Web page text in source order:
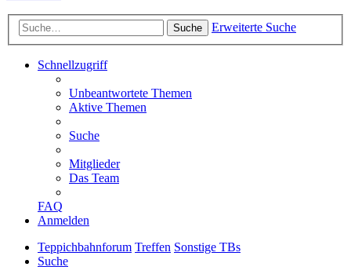
Suche Erweiterte Suche
Schnellzugriff
Unbeantwortete Themen
Aktive Themen
Suche
Mitglieder
Das Team
FAQ
Anmelden
Teppichbahnforum Treffen Sonstige TBs
Suche